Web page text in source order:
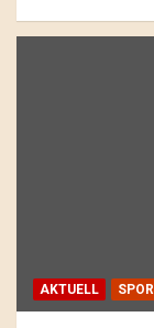
AKTUELL